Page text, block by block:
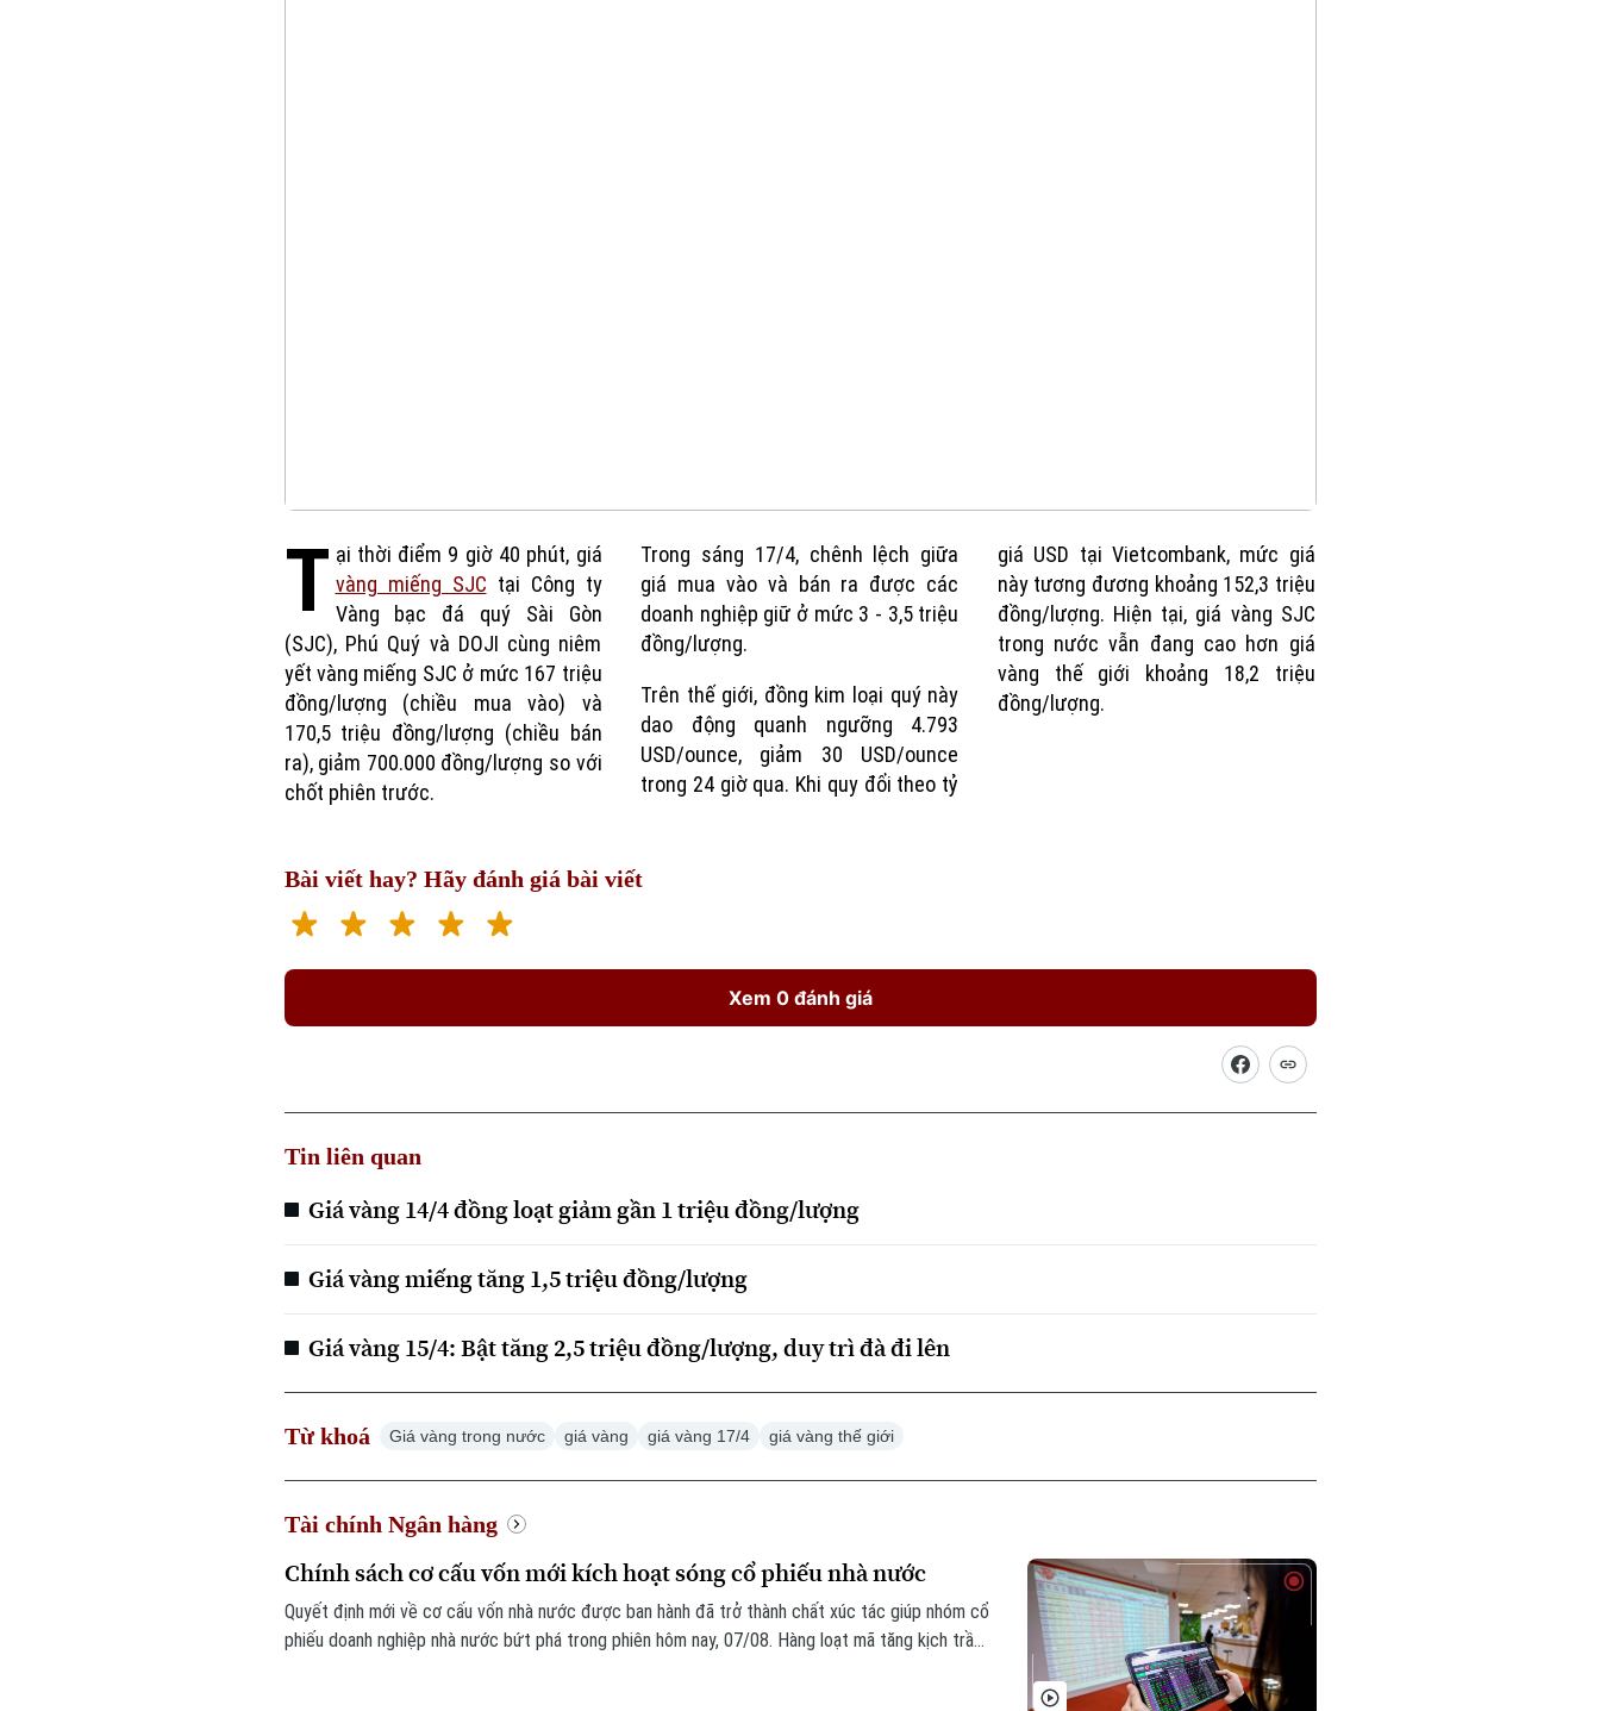
T ại thời điểm 9 giờ 40 phút, giá
vàng miếng SJC tại Công ty
Vàng bạc đá quý Sài Gòn
(SJC), Phú Quý và DOJI cùng niêm
yết vàng miếng SJC ở mức 167 triệu
đồng/lượng (chiều mua vào) và
170,5 triệu đồng/lượng (chiều bán
ra), giảm 700.000 đồng/lượng so với
chốt phiên trước.
Trong sáng 17/4, chênh lệch giữa
giá mua vào và bán ra được các
doanh nghiệp giữ ở mức 3 - 3,5 triệu
đồng/lượng.
Trên thế giới, đồng kim loại quý này
dao động quanh ngưỡng 4.793
USD/ounce, giảm 30 USD/ounce
trong 24 giờ qua. Khi quy đổi theo tỷ
giá USD tại Vietcombank, mức giá
này tương đương khoảng 152,3 triệu
đồng/lượng. Hiện tại, giá vàng SJC
trong nước vẫn đang cao hơn giá
vàng thế giới khoảng 18,2 triệu
đồng/lượng.
Bài viết hay? Hãy đánh giá bài viết
Xem 0 đánh giá
Tin liên quan
Giá vàng 14/4 đồng loạt giảm gần 1 triệu đồng/lượng
Giá vàng miếng tăng 1,5 triệu đồng/lượng
Giá vàng 15/4: Bật tăng 2,5 triệu đồng/lượng, duy trì đà đi lên
Từ khoá Giá vàng trong nước giá vàng giá vàng 17/4 giá vàng thế giới
Tài chính Ngân hàng
Chính sách cơ cấu vốn mới kích hoạt sóng cổ phiếu nhà nước
Quyết định mới về cơ cấu vốn nhà nước được ban hành đã trở thành chất xúc tác giúp nhóm cổ
phiếu doanh nghiệp nhà nước bứt phá trong phiên hôm nay, 07/08. Hàng loạt mã tăng kịch trần,